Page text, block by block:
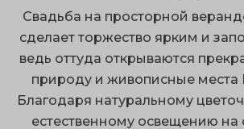
респектабельные интерьеры с
сервисом;
ухоженная территория;
размещение большого количества
множество локаций для
Свадьба на просторной
сделает торжество ярким и
ведь оттуда открываются
природу и живописные места
Благодаря натуральному
естественному освещению на